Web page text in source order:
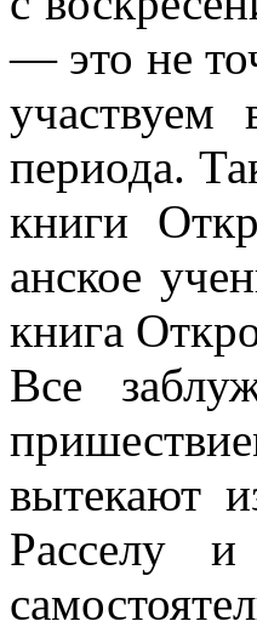
— это не
участвуем
периода.
книги
анское
книга
Все
вытекают
Расселу